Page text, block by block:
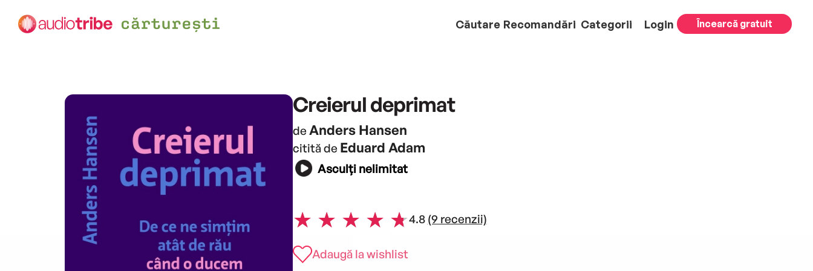
Căutare Recomandări Categorii Login Încearcă gratuit
Creierul deprimat
de Anders Hansen
citită de Eduard Adam
Asculți nelimitat
4.8 (9 recenzii)
Adaugă la wishlist